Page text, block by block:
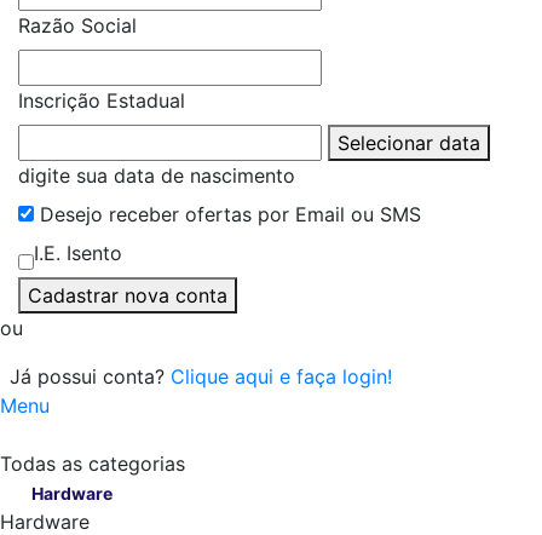
Razão Social
Inscrição Estadual
Selecionar data
digite sua data de nascimento
Desejo receber ofertas por Email ou SMS
I.E. Isento
Cadastrar nova conta
ou
Já possui conta? Clique aqui e faça login!
Menu
Todas as categorias
Hardware
Hardware